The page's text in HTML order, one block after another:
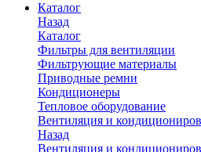
Каталог
Назад
Каталог
Фильтры для вентиляции
Фильтрующие материалы
Приводные ремни
Кондиционеры
Тепловое оборудование
Вентиляция и
Назад
Вентиляция и